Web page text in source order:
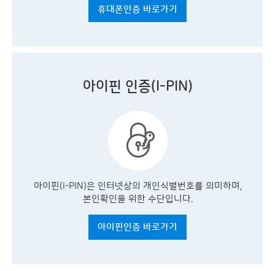
휴대폰인증 바로가기
아이핀 인증(I-PIN)
아이핀(I-PIN)은 인터넷상의 개인식별번호를 의미하며,
본인확인을 위한 수단입니다.
아이핀인증 바로가기